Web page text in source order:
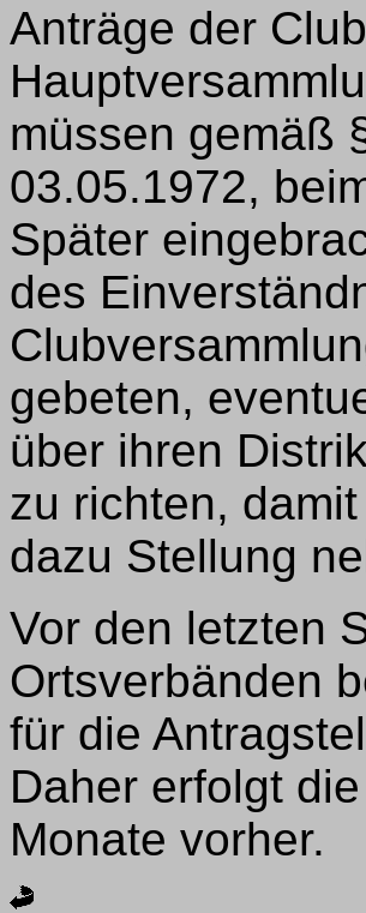
Anträge der
müssen gemäß
03.05.1972,
Später
des
gebeten,
über ihren
zu richten,
dazu Stellung
Vor den letzten
Ortsverbänden
für die
Daher erfolgt
Monate vorher.